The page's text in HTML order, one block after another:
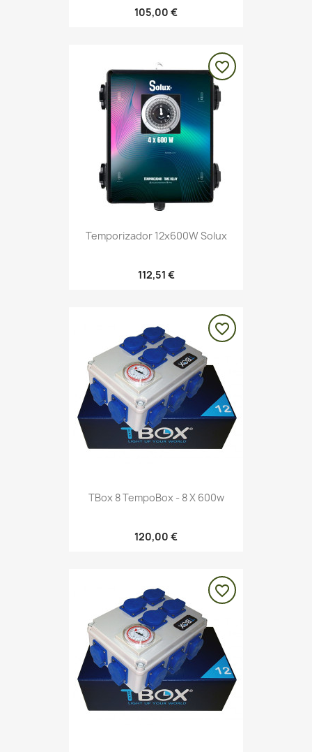
105,00 €
Temporizador 12x600W Solux
112,51 €
favorite_border
TBox 8 TempoBox - 8 X 600w
120,00 €
favorite_border
favorite_border